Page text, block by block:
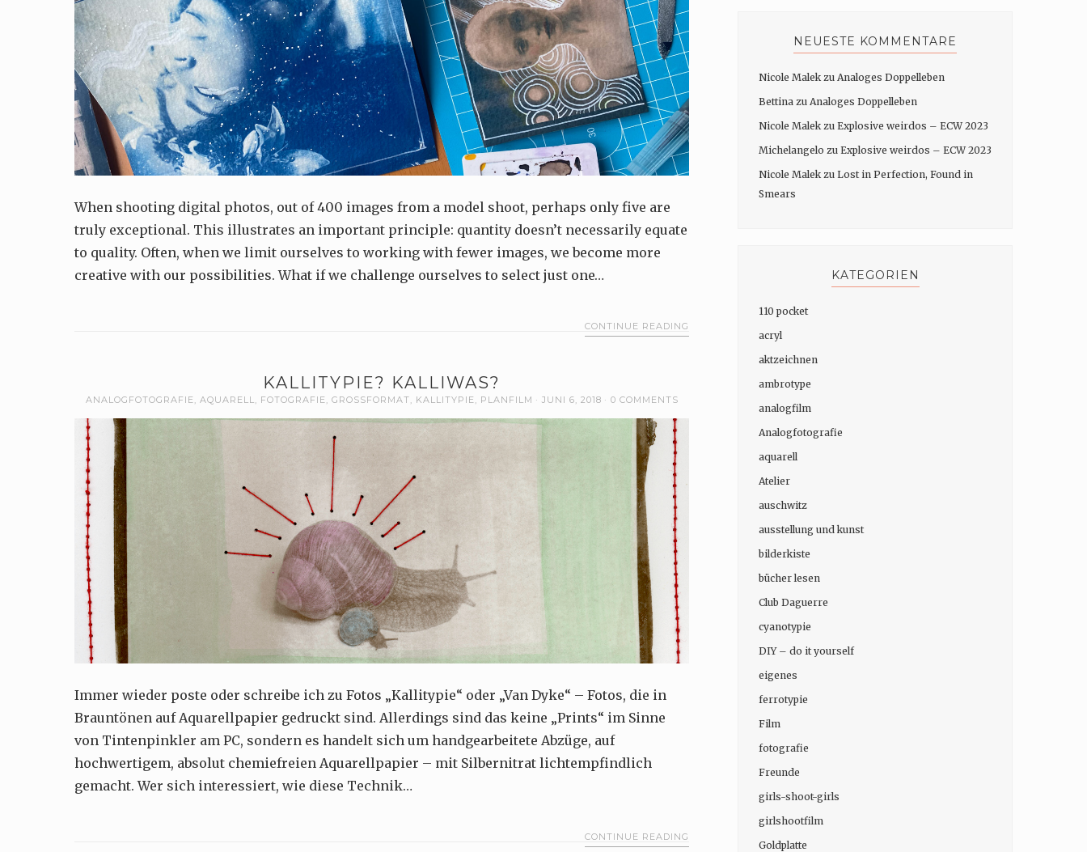
When shooting digital photos, out of 400 images from a model shoot, perhaps only five are
truly exceptional. This illustrates an important principle: quantity doesn’t necessarily equate
to quality. Often, when we limit ourselves to working with fewer images, we become more
creative with our possibilities. What if we challenge ourselves to select just one…
CONTINUE READING
KALLITYPIE? KALLIWAS?
ANALOGFOTOGRAFIE AQUARELL FOTOGRAFIE GROSSFORMAT KALLITYPIE PLANFILM JUNI 6, 2018 0 COMMENTS
Immer wieder poste oder schreibe ich zu Fotos „Kallitypie“ oder „Van Dyke“ – Fotos, die in
Brauntönen auf Aquarellpapier gedruckt sind. Allerdings sind das keine „Prints“ im Sinne
von Tintenpinkler am PC, sondern es handelt sich um handgearbeitete Abzüge, auf
hochwertigem, absolut chemiefreien Aquarellpapier – mit Silbernitrat lichtempfindlich
gemacht. Wer sich interessiert, wie diese Technik…
CONTINUE READING
NEUESTE KOMMENTARE
Nicole Malekzu Analoges Doppelleben
Bettina zu Analoges Doppelleben
Nicole Malekzu Explosive weirdos – ECW 2023
Michelangelo zu Explosive weirdos – ECW 2023
Nicole Malekzu Lost in Perfection, Found in
Smears
KATEGORIEN
110 pocket
acryl
aktzeichnen
ambrotype
analogfilm
Analogfotografie
aquarell
Atelier
auschwitz
ausstellung und kunst
bilderkiste
bücher lesen
Club Daguerre
cyanotypie
DIY – do it yourself
eigenes
ferrotypie
Film
fotografie
Freunde
girls-shoot-girls
girlshootfilm
Goldplatte